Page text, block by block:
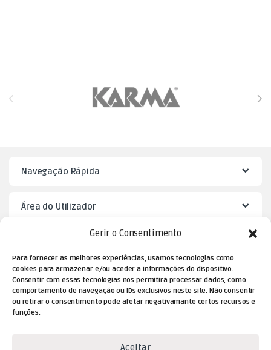
Gerir o Consentimento
Para fornecer as melhores experiências, usamos tecnologias como
cookies para armazenar e/ou aceder a informações do dispositivo.
Consentir com essas tecnologias nos permitirá processar dados, como
comportamento de navegação ou IDs exclusivos neste site. Não consentir
ou retirar o consentimento pode afetar negativamante certos recursos e
funções.
Aceitar
Brands Carousel
Navegação Rápida
Área do Utilizador